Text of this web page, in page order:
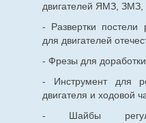
двигателей ЯМЗ,
- Развертки постели
для двигателей
- Фрезы для
- Инструмент для
двигателя и ходовой
- Шайбы